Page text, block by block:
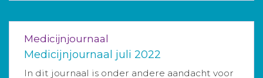
Medicijnjournaal
Medicijnjournaal juli 2022
In dit journaal is onder andere aandacht voor